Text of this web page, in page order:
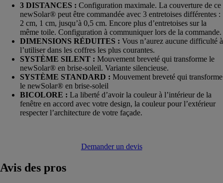
3 DISTANCES : Configuration maximale. La couverture de ce
newSolar® peut être commandée avec 3 entretoises différentes :
2 cm, 1 cm, jusqu’à 0,5 cm. Encore plus d’entretoises sur la
même toile. Configuration à communiquer lors de la commande.
DIMENSIONS RÉDUITES : Vous n’aurez aucune difficulté à
l’utiliser dans les coffres les plus courantes.
SYSTÈME SILENT : Mouvement breveté qui transforme le
newSolar® en brise-soleil. Variante silencieuse.
SYSTÈME STANDARD : Mouvement breveté qui transforme
le newSolar® en brise-soleil
BICOLORE : La liberté d’avoir la couleur à l’intérieur de la
fenêtre en accord avec votre design, la couleur pour l’extérieur
respecter l’architecture de votre façade.
Demander un devis
Avis des pros